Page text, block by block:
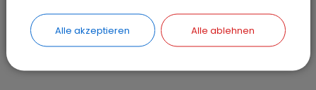
Die letzten Mitteilungsblätter können Sie
hier herunterladen:
Alle akzeptieren Alle ablehnen